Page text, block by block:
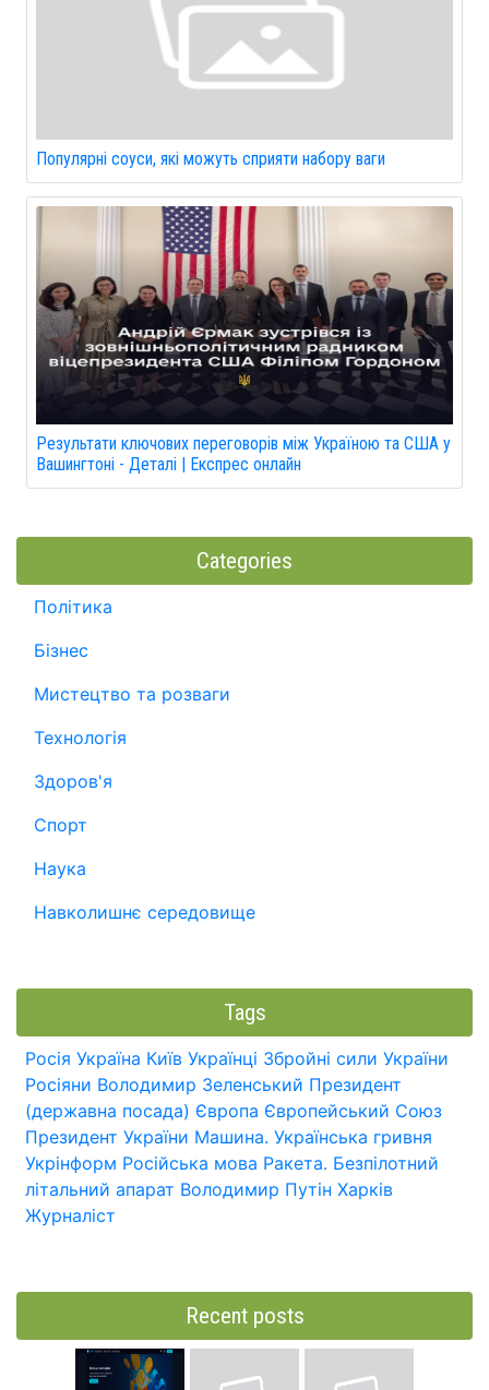
Популярні соуси, які можуть сприяти набору ваги
Результати ключових переговорів між Україною та США у
Вашингтоні - Деталі | Експрес онлайн
Categories
Політика
Бізнес
Мистецтво та розваги
Технологія
Здоров'я
Спорт
Наука
Навколишнє середовище
Tags
Росія Україна Київ Українці Збройні сили України
Росіяни Володимир Зеленський Президент
(державна посада) Європа Європейський Союз
Президент України Машина. Українська гривня
Укрінформ Російська мова Ракета. Безпілотний
літальний апарат Володимир Путін Харків
Журналіст
Recent posts